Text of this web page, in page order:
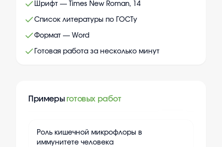
Шрифт — Times New Roman, 14
Список литературы по ГОСТу
Формат — Word
Готовая работа за несколько минут
Примеры готовых работ
Роль кишечной микрофлоры в
иммунитете человека